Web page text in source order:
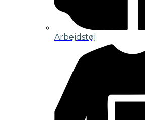
Arbejdstøj